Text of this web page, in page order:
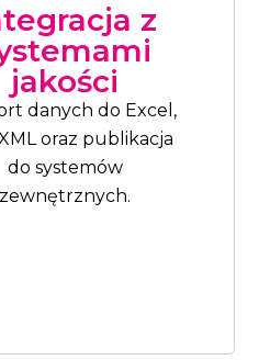
z
jakości
danych do Excel,
XML oraz publikacja
do systemów
zewnętrznych.